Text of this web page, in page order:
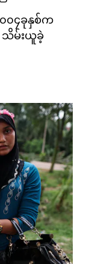
၀၄ခုနှစ်က
သိမ်းယူခဲ့